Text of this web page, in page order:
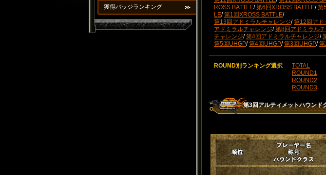
獲得バッジランキング
ROSS BATTLE/第6回XROSS BATTLE/第
LE/第1回XROSS BATTLE/
第13回アドミラルチャレンジ/第12回アド
アドミラルチャレンジ/第8回アドミラル
チャレンジ/第4回アドミラルチャレンジ/
第5回UHGP/第4回UHGP/第3回UHGP/
ROUND別ランキング選択
TOTAL
ROUND1
ROUND2
ROUND3
第3回アルティメットハウンド